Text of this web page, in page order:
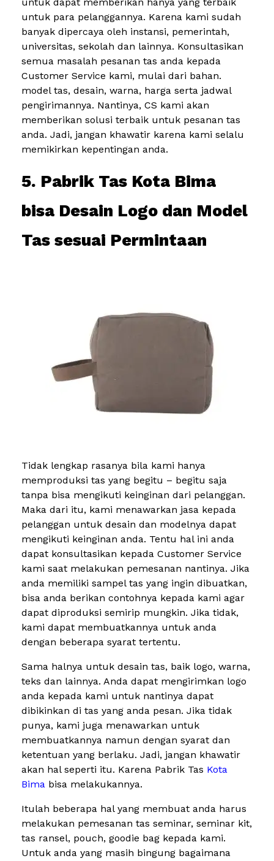
untuk para pelanggannya. Karena kami sudah
banyak dipercaya oleh instansi, pemerintah,
universitas, sekolah dan lainnya. Konsultasikan
semua masalah pesanan tas anda kepada
Customer Service kami, mulai dari bahan.
model tas, desain, warna, harga serta jadwal
pengirimannya. Nantinya, CS kami akan
memberikan solusi terbaik untuk pesanan tas
anda. Jadi, jangan khawatir karena kami selalu
memikirkan kepentingan anda.
5. Pabrik Tas Kota Bima
bisa Desain Logo dan Model
Tas sesuai Permintaan
Tidak lengkap rasanya bila kami hanya
memproduksi tas yang begitu – begitu saja
tanpa bisa mengikuti keinginan dari pelanggan.
Maka dari itu, kami menawarkan jasa kepada
pelanggan untuk desain dan modelnya dapat
mengikuti keinginan anda. Tentu hal ini anda
dapat konsultasikan kepada Customer Service
kami saat melakukan pemesanan nantinya. Jika
anda memiliki sampel tas yang ingin dibuatkan,
bisa anda berikan contohnya kepada kami agar
dapat diproduksi semirip mungkin. Jika tidak,
kami dapat membuatkannya untuk anda
dengan beberapa syarat tertentu.
Sama halnya untuk desain tas, baik logo, warna,
teks dan lainnya. Anda dapat mengirimkan logo
anda kepada kami untuk nantinya dapat
dibikinkan di tas yang anda pesan. Jika tidak
punya, kami juga menawarkan untuk
membuatkannya namun dengan syarat dan
ketentuan yang berlaku. Jadi, jangan khawatir
akan hal seperti itu. Karena Pabrik Tas Kota
Bima bisa melakukannya.
Itulah beberapa hal yang membuat anda harus
melakukan pemesanan tas seminar, seminar kit,
tas ransel, pouch, goodie bag kepada kami.
Untuk anda yang masih bingung bagaimana